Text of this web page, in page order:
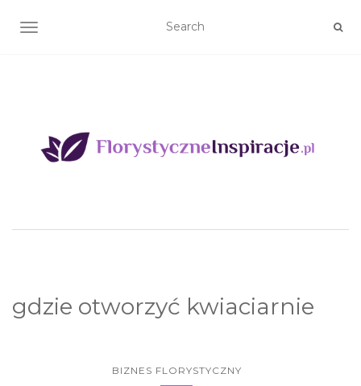
TOGGLE NAVIGATION
gdzie otworzyć kwiaciarnie
BIZNES FLORYSTYCZNY